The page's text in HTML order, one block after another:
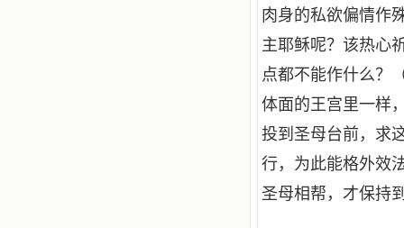
肉身的私欲偏情作
主耶稣呢？该热心
点都不能作什么？
体面的王宫里一样
投到圣母台前，求
行，为此能格外效
圣母相帮，才保持